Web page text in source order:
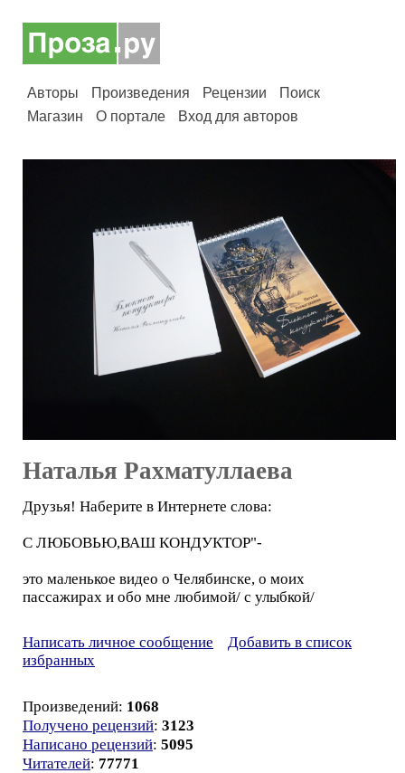
Авторы Произведения Рецензии
Поиск
Магазин
О портале Вход для авторов
Наталья Рахматуллаева
Друзья! Наберите в Интернете слова:
С ЛЮБОВЬЮ,ВАШ КОНДУКТОР"-
это маленькое видео о Челябинске, о моих
пассажирах и обо мне любимой/ с улыбкой/
Написать личное сообщение
Добавить в список
избранных
Произведений: 1068
Получено рецензий: 3123
Написано рецензий: 5095
Читателей: 77771